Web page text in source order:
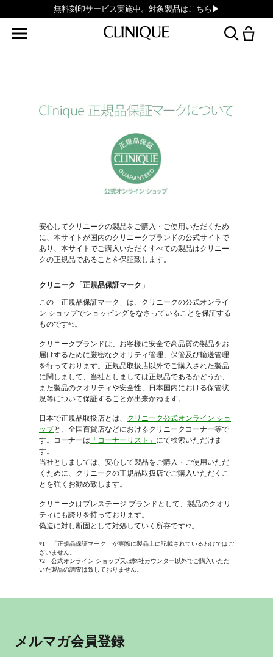
無料刻印サービス実施中。対象製品はこちら▶︎
安心してクリニークの製品をご購入・ご使用いただくため
に、本サイトが国内のクリニークブランドの公式サイトで
あり、本サイトでご購入いただくすべての製品はクリニー
クの正規品であることを保証致します。
クリニーク「正規品保証マーク」
この「正規品保証マーク」は、クリニークの公式オンライ
ン ショップでショッピングをなさっていることを保証する
ものです*1 。
クリニークブランドは、お客様に安全で高品質の製品をお
届けするために厳密なクオリティ管理、保管及び輸送管理
を行っております。正規品取扱店以外でご購入された製品
に関しまして、当社としましては正規品であるかどうか、
また製品のクオリティや安全性、日本国内における保管状
況等について保証することが出来かねます。
日本で正規品取扱店とは、 クリニーク公式オンライン ショ
ップと、全国百貨店などにおけるクリニークコーナー等で
す。コーナーは 「コーナーリスト」 にて検索いただけま
す。
当社としましては、安心して製品をご購入・ご使用いただ
くために、クリニークの正規品取扱店でご購入いただくこ
とを強くお勧め致します。
クリニークはプレステージ ブランドとして、製品のクオリ
ティにも誇りを持っております。
偽造に対し断固として対処していく所存です*2。
*1 「正規品保証マーク」が実際に製品上に記載されているわけではご
ざいません。
*2 公式オンライン ショップ又は弊社カウンター以外でご購入いただ
いた製品の調査は致しておりません。
メルマガ会員登録